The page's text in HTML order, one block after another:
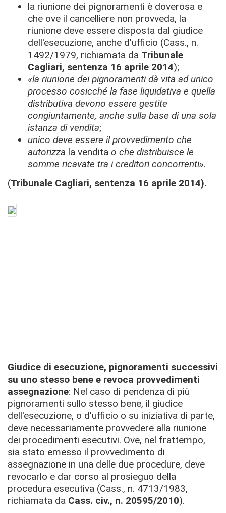
la riunione dei pignoramenti è doverosa e
che ove il cancelliere non provveda, la
riunione deve essere disposta dal giudice
dell'esecuzione, anche d'ufficio (Cass., n.
1492/1979, richiamata da Tribunale
Cagliari, sentenza 16 aprile 2014);
«la riunione dei pignoramenti dà vita ad unico
processo cosicché la fase liquidativa e quella
distributiva devono essere gestite
congiuntamente, anche sulla base di una sola
istanza di vendita;
unico deve essere il provvedimento che
autorizza la vendita o che distribuisce le
somme ricavate tra i creditori concorrenti».
(Tribunale Cagliari, sentenza 16 aprile 2014).
Giudice di esecuzione, pignoramenti successivi
su uno stesso bene e revoca provvedimenti
assegnazione: Nel caso di pendenza di più
pignoramenti sullo stesso bene, il giudice
dell'esecuzione, o d'ufficio o su iniziativa di parte,
deve necessariamente provvedere alla riunione
dei procedimenti esecutivi. Ove, nel frattempo,
sia stato emesso il provvedimento di
assegnazione in una delle due procedure, deve
revocarlo e dar corso al prosieguo della
procedura esecutiva (Cass., n. 4713/1983,
richiamata da Cass. civ., n. 20595/2010).